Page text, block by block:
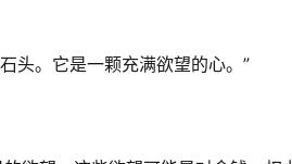
头。它是一颗充满欲望的心。”